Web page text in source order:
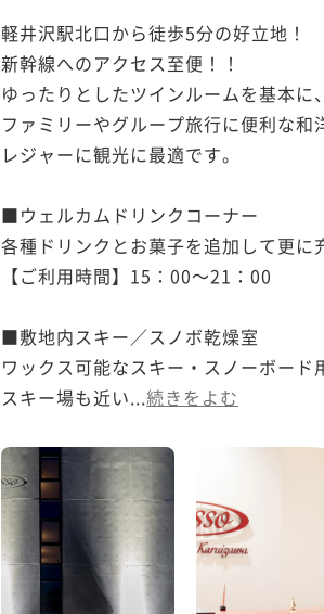
軽井沢駅北口から徒歩5分の好立地！
新幹線へのアクセス至便！！
ゆったりとしたツインルームを基本に、
ファミリーやグループ旅行に便利な和
レジャーに観光に最適です。
■ウェルカムドリンクコーナー
各種ドリンクとお菓子を追加して更に
【ご利用時間】15：00～21：00
■敷地内スキー／スノボ乾燥室
ワックス可能なスキー・スノーボード
スキー場も近い...続きをよむ